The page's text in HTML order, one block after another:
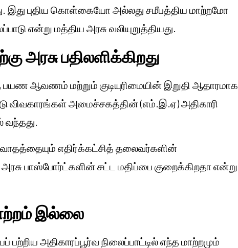
இது புதிய கொள்கையோ அல்லது சமீபத்திய மாற்றமோ
என்று மத்திய அரசு வலியுறுத்தியது.
அரசு பதிலளிக்கிறது
பயண ஆவணம் மற்றும் குடியுரிமையின் இறுதி ஆதாரமாக
விவகாரங்கள் அமைச்சகத்தின் (எம்.இ.ஏ) அதிகாரி
வந்தது.
எதிர்க்கட்சித் தலைவர்களின்
பாஸ்போர்ட்களின் சட்ட மதிப்பை குறைக்கிறதா என்று
இல்லை
பற்றிய அதிகாரப்பூர்வ நிலைப்பாட்டில் எந்த மாற்றமும்